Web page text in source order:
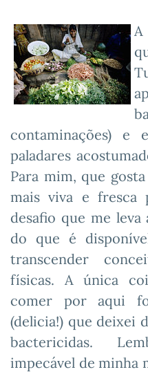
A
contaminações) e
paladares
Para mim, que
mais viva e fresca
desafio que me
do que é
transcender
físicas. A única
comer por aqui
(delicia!) que deixei
bactericidas.
impecável de minha